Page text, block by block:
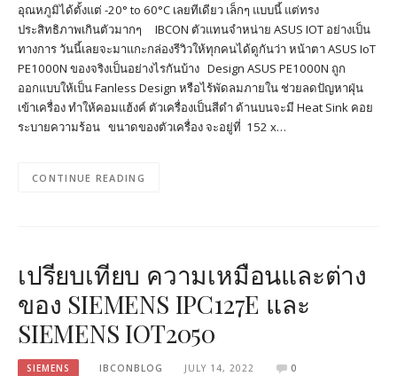
อุณหภูมิได้ตั้งแต่ -20° to 60°C เลยทีเดียว เล็กๆ แบบนี้ แต่ทรง
ประสิทธิภาพเกินตัวมากๆ IBCON ตัวแทนจำหน่าย ASUS IOT อย่างเป็น
ทางการ วันนี้เลยจะมาแกะกล่องรีวิวให้ทุกคนได้ดูกันว่า หน้าตา ASUS IoT
PE1000N ของจริงเป็นอย่างไรกันบ้าง Design ASUS PE1000N ถูก
ออกแบบให้เป็น Fanless Design หรือไร้พัดลมภายใน ช่วยลดปัญหาฝุ่น
เข้าเครื่อง ทำให้คอมแฮ้งค์ ตัวเครื่องเป็นสีดำ ด้านบนจะมี Heat Sink คอย
ระบายความร้อน ขนาดของตัวเครื่อง จะอยู่ที่ 152 x…
CONTINUE READING
เปรียบเทียบ ความเหมือนและต่าง
ของ SIEMENS IPC127E และ
SIEMENS IOT2050
SIEMENS IBCONBLOG JULY 14, 2022 0